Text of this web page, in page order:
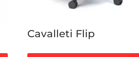
Cavalleti Flip